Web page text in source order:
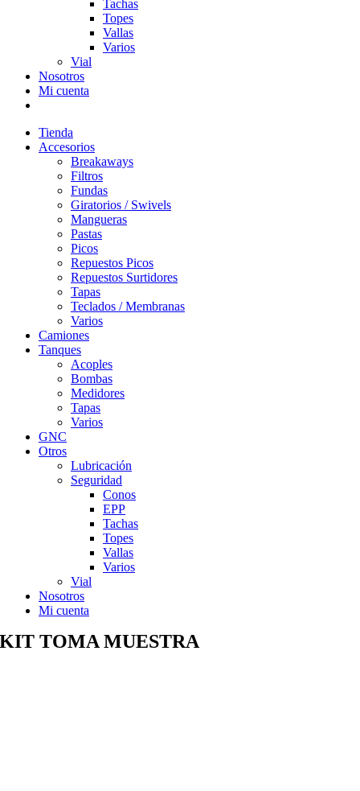
Tachas
Topes
Vallas
Varios
Vial
Nosotros
Mi cuenta
Tienda
Accesorios
Breakaways
Filtros
Fundas
Giratorios / Swivels
Mangueras
Pastas
Picos
Repuestos Picos
Repuestos Surtidores
Tapas
Teclados / Membranas
Varios
Camiones
Tanques
Acoples
Bombas
Medidores
Tapas
Varios
GNC
Otros
Lubricación
Seguridad
Conos
EPP
Tachas
Topes
Vallas
Varios
Vial
Nosotros
Mi cuenta
KIT TOMA MUESTRA